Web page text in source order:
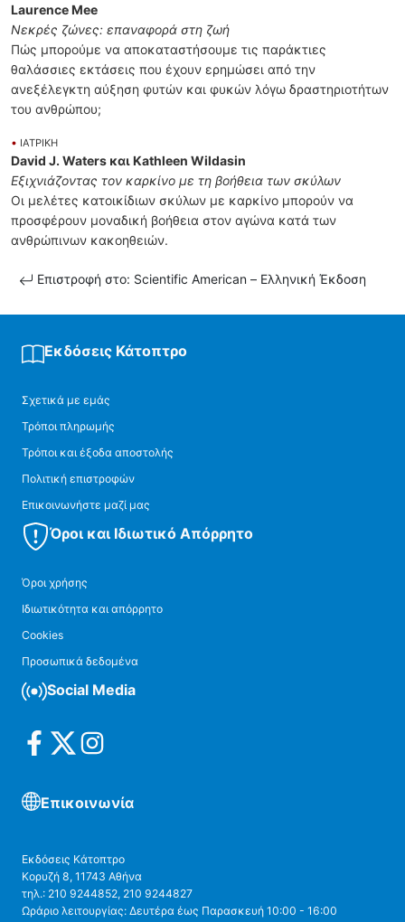
Laurence Mee
Νεκρές ζώνες: επαναφορά στη ζωή
Πώς μπορούμε να αποκαταστήσουμε τις παράκτιες
θαλάσσιες εκτάσεις που έχουν ερημώσει από την
ανεξέλεγκτη αύξηση φυτών και φυκών λόγω δραστηριοτήτων
του ανθρώπου;
• ΙΑΤΡΙΚΗ
David J. Waters και Kathleen Wildasin
Εξιχνιάζοντας τον καρκίνο με τη βοήθεια των σκύλων
Οι μελέτες κατοικίδιων σκύλων με καρκίνο μπορούν να
προσφέρουν μοναδική βοήθεια στον αγώνα κατά των
ανθρώπινων κακοηθειών.
Επιστροφή στο: Scientific American – Ελληνική Έκδοση
Εκδόσεις Κάτοπτρο
Σχετικά με εμάς
Τρόποι πληρωμής
Τρόποι και έξοδα αποστολής
Πολιτική επιστροφών
Επικοινωνήστε μαζί μας
Όροι και Ιδιωτικό Απόρρητο
Όροι χρήσης
Ιδιωτικότητα και απόρρητο
Cookies
Προσωπικά δεδομένα
Social Media
Επικοινωνία
Εκδόσεις Κάτοπτρο
Κορυζή 8, 11743 Αθήνα
τηλ.: 210 9244852, 210 9244827
Ωράριο λειτουργίας: Δευτέρα έως Παρασκευή 10:00 - 16:00